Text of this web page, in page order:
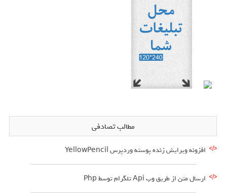
مطالب تصادفی
افزونه ویرایش زنده پوسته وردپرس YellowPencil
ارسال متن از طریق وب Api تلگرام توسط Php